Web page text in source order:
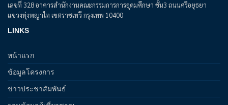
เลขที่ 328 อาคารสำนักงานคณะกรรมการการอุดมศึกษา ชั้น3 ถนนศรีอยุธยา
แขวงทุ่งพญาไท เขตราชเทวี กรุงเทพ 10400
LINKS
หน้าแรก
ข้อมูลโครงการ
ข่าวประชาสัมพันธ์